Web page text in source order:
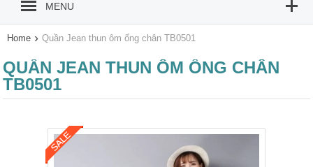
MENU
Home › Quần Jean thun ôm ống chân TB0501
QUẦN JEAN THUN ÔM ỐNG CHÂN
TB0501